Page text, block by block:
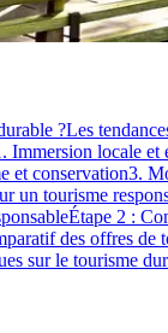
?Les
Immersion locale et
et conservation3.
un tourisme
Étape 2 :
des offres de
sur le tourisme